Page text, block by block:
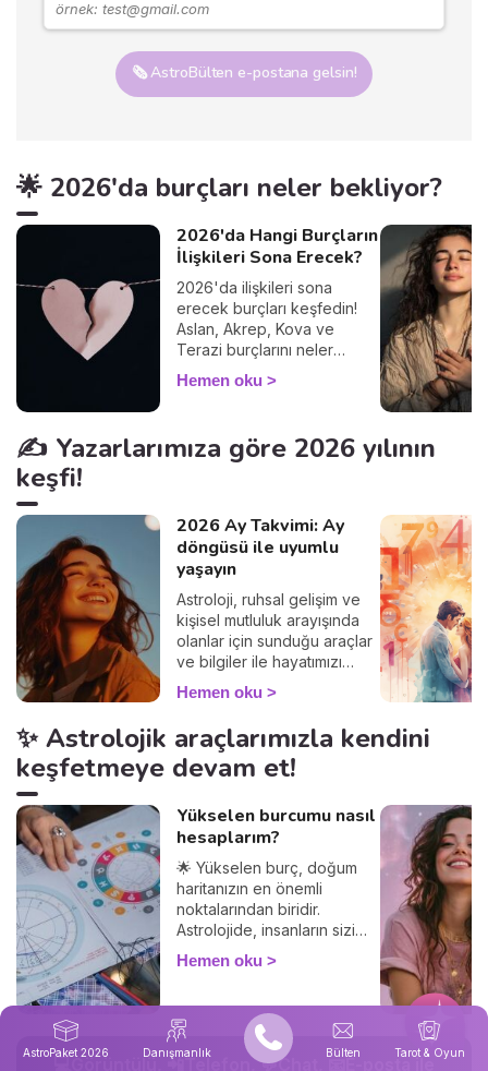
🗞️ AstroBülten e-postana gelsin!
🌟 2026'da burçları neler bekliyor?
2026'da Hangi Burçların
İlişkileri Sona Erecek?
2026'da ilişkileri sona
erecek burçları keşfedin!
Aslan, Akrep, Kova ve
Terazi burçlarını neler
bekliyor? Astrolojik
rehberiniz burada!
Hemen oku
✍️ Yazarlarımıza göre 2026 yılının
keşfi!
2026 Ay Takvimi: Ay
döngüsü ile uyumlu
yaşayın
Astroloji, ruhsal gelişim ve
kişisel mutluluk arayışında
olanlar için sunduğu araçlar
ve bilgiler ile hayatımızı
daha iyi yönetmemize ve
enerjilerimizi uyumlu bir
tanır. Dolunay ve Yeniay
dönemlerinde meydana
anlamak, bize hem zihinsel
hem de duygusal açıdan
rehberlik edebilir. Bu yazıda
yıllık Ay takvimi ve kullanım
alanlarına dair bilgileri
bulabileceksiniz.
Hemen oku
✨ Astrolojik araçlarımızla kendini
keşfetmeye devam et!
Yükselen burcumu nasıl
hesaplarım?
🌟 Yükselen burç, doğum
haritanızın en önemli
noktalarından biridir.
Astrolojide, insanların sizi
nasıl gördüğünü ve
diğerleriyle olan
Yükselen burcunuzu
öğrenerek, Güneş burcunuz
ve ilişkileriniz üzerindeki
Hemen oku
💻Görüntülü, 📲Telefon, 💬Chat, 📧E-posta ile
AstroPaket 2026 Danışmanlık Bülten Tarot & Oyun